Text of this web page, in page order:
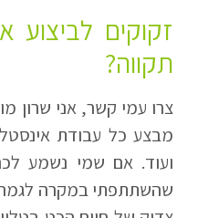
זקוקים לביצוע
תקווה?
צרו עמי קשר, אני שרון
מבצע כל עבודת
ועוד. אם שמי נשמע
שהשתתפתי במקרה